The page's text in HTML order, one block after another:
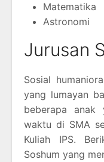
Matematika
Astronomi
Jurusan
Sosial
yang lumayan
beberapa anak
waktu di SMA
Kuliah IPS.
Soshum yang